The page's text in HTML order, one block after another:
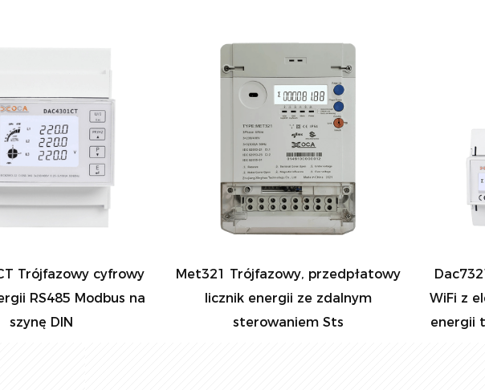
Met321 Trójfazowy, przedpłatowy
licznik energii ze zdalnym
sterowaniem Sts
Dac7321c-CT Na szynę DIN AC
WiFi z elektronicznym licznikiem
energii transformatorowej Tuya